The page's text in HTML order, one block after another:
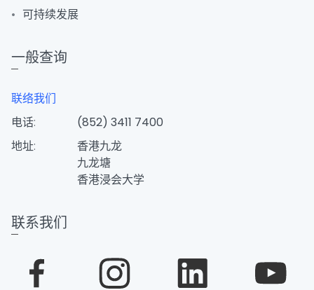
可持续发展
一般查询
联络我们
电话:
(852) 3411 7400
地址:
香港九龙
九龙塘
香港浸会大学
联系我们